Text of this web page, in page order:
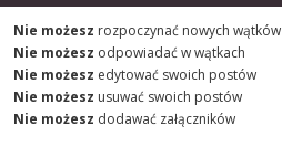
Nie możesz rozpoczynać nowych wątków
Nie możesz odpowiadać w wątkach
Nie możesz edytować swoich postów
Nie możesz usuwać swoich postów
Nie możesz dodawać załączników